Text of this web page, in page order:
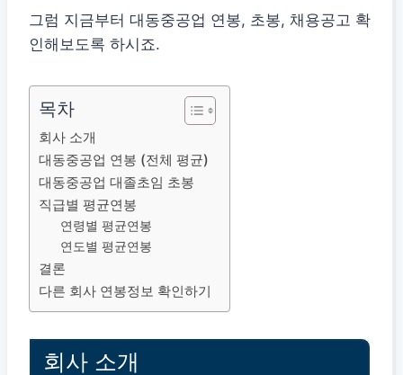
그럼 지금부터 대동중공업 연봉, 초봉, 채용공고 확
인해보도록 하시죠.
목차
회사 소개
대동중공업 연봉 (전체 평균)
대동중공업 대졸초임 초봉
직급별 평균연봉
연령별 평균연봉
연도별 평균연봉
결론
다른 회사 연봉정보 확인하기
회사 소개